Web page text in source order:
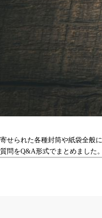
せられた各種封筒や紙袋全般
問をQ&A形式でまとめました。